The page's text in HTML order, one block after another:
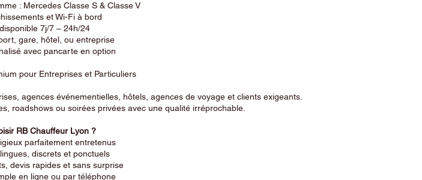
: Mercedes Classe S & Classe V
et Wi-Fi à bord
7j/7 – 24h/24
gare, hôtel, ou entreprise
avec pancarte en option
pour Entreprises et Particuliers
agences événementielles, hôtels, agences de voyage et clients exigeants.
roadshows ou soirées privées avec une qualité irréprochable.
RB Chauffeur Lyon ?
parfaitement entretenus
discrets et ponctuels
devis rapides et sans surprise
en ligne ou par téléphone